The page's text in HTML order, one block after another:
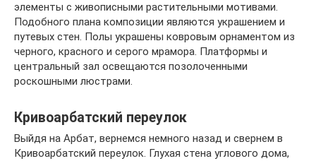
элементы с живописными растительными мотивами.
Подобного плана композиции являются украшением и
путевых стен. Полы украшены ковровым орнаментом из
черного, красного и серого мрамора. Платформы и
центральный зал освещаются позолоченными
роскошными люстрами.
Кривоарбатский переулок
Выйдя на Арбат, вернемся немного назад и свернем в
Кривоарбатский переулок. Глухая стена углового дома,